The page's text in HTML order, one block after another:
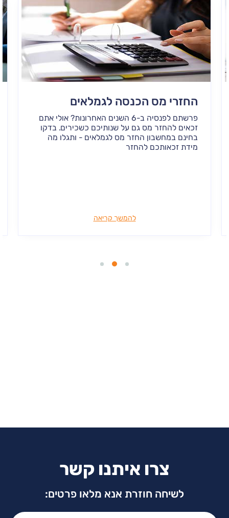
החזרי מס הכנסה לגמלאים
פרשתם לפנסיה ב-6 השנים האחרונות? אולי אתם
זכאים להחזר מס גם על שנותיכם כשכירים. בדקו
בחינם במחשבון החזר מס לגמלאים - ותגלו מה
מידת זכאותכם להחזר
להמשך קריאה
צרו איתנו קשר
לשיחה חוזרת אנא מלאו פרטים:
שם מלא: